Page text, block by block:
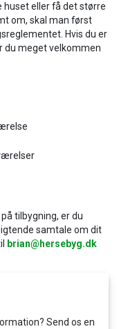
eller få det større
om, skal man først
Hvis du er
du meget velkommen
tilbygning, er du
samtale om dit
brian@hersebyg.dk
Send os en